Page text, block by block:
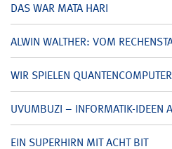
DAS WAR MATA HARI
ALWIN WALTHER: VOM
WIR SPIELEN QUANTENCOMPUTER
UVUMBUZI – INFORMATIK-IDEEN
EIN SUPERHIRN MIT ACHT BIT